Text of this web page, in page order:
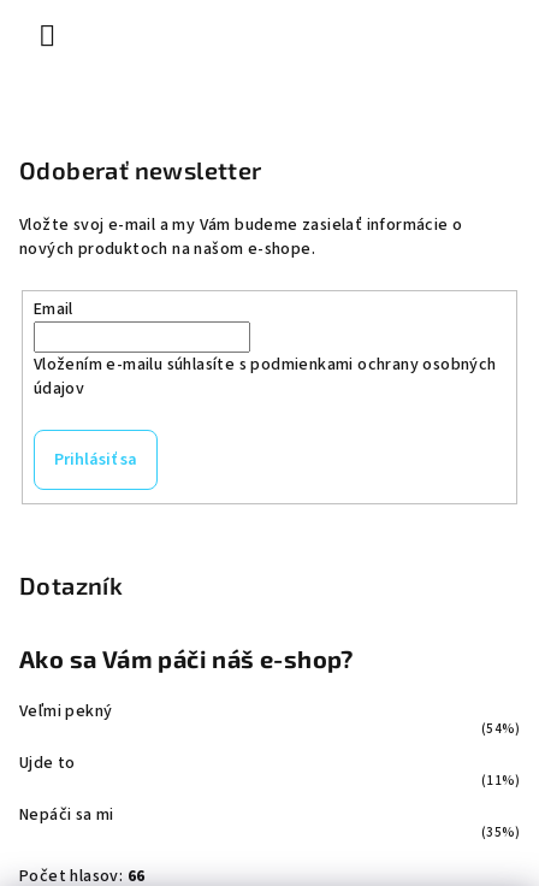
Odoberať newsletter
Vložte svoj e-mail a my Vám budeme zasielať informácie o
nových produktoch na našom e-shope.
Email
Vložením e-mailu súhlasíte spodmienkami ochrany osobných
údajov
Prihlásiť sa
Dotazník
Ako sa Vám páči náš e-shop?
Veľmi pekný
(54%)
Ujde to
(11%)
Nepáči sa mi
(35%)
Počet hlasov: 66